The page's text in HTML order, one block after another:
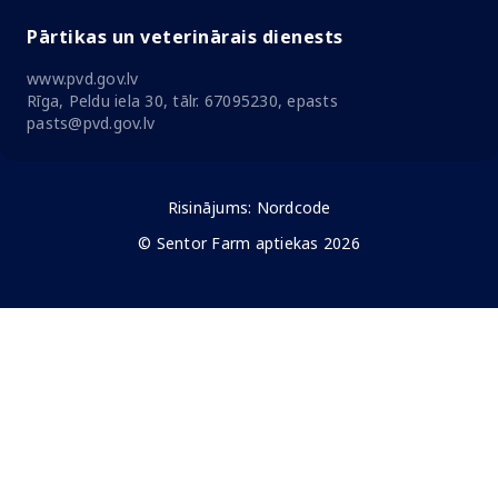
Pārtikas un veterinārais dienests
www.pvd.gov.lv
Rīga, Peldu iela 30, tālr. 67095230, epasts
pasts@pvd.gov.lv
Risinājums: Nordcode
© Sentor Farm aptiekas 2026